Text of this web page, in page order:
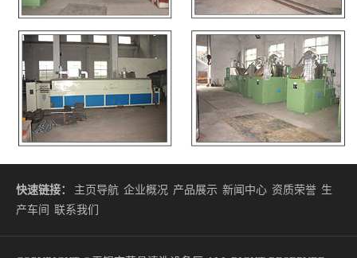
快速链接： 主页导航 企业概况 产品展示 新闻中心 资质荣誉 生
产车间
联系我们